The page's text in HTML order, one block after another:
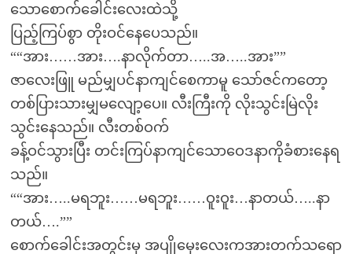
သောစောက်ခေါင်းလေးထဲသို့
ပြည့်ကြပ်စွာ တိုးဝင်နေပေသည်။
““အား……အား….နာလိုက်တာ…..အ…..အား””
ဇာလေးဖြူ မည်မျှပင်နာကျင်စေကာမူ သော်ဇင်ကတော့
တစ်ပြားသားမျှမလျော့ပေ။ လီးကြီးကို လိုးသွင်းမြဲလိုး
သွင်းနေသည်။ လီးတစ်ဝက်
ခန့်ဝင်သွားပြီး တင်းကြပ်နာကျင်သောဝေဒနာကိုခံစားနေရ
သည်။
““အား…..မရဘူး……မရဘူး……ဝူးဝူး…နာတယ်…..နာ
တယ်….””
စောက်ခေါင်းအတွင်းမှ အပျိုမှေးလေးကအားတက်သရော